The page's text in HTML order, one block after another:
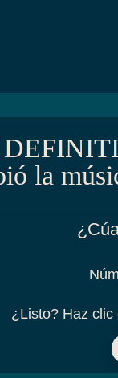
la
¿Listo? Haz clic